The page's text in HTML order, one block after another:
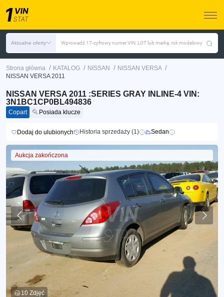
Aktualne oferty Wprowadź 17-cyfrowy numer VIN, LOT lub markę, rok modelowy
Strona główna / KATALOG / NISSAN / NISSAN VERSA /
NISSAN VERSA 2011
NISSAN VERSA 2011 :SERIES GRAY INLINE-4 VIN:
3N1BC1CP0BL494836
Copart Posiada klucze
Dodaj do ulubionych Historia sprzedaży (1) Sedan
Aukcja zakończona
10 Zdjęć